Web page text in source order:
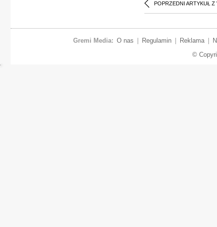
POPRZEDNI ARTYKUŁ Z
Gremi Media: O nas Regulamin Reklama
©